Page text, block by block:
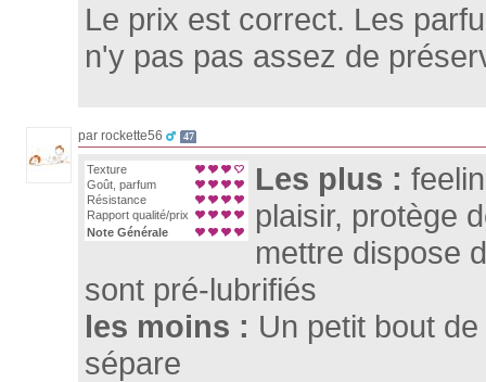
Le prix est correct. Les
n'y pas pas assez de
par rockette56 47
Texture
Goût, parfum
Résistance
Rapport qualité/prix
Note Générale
Les plus :
plaisir, protège
mettre dispose
sont pré-lubrifiés
les moins : Un petit bout
sépare